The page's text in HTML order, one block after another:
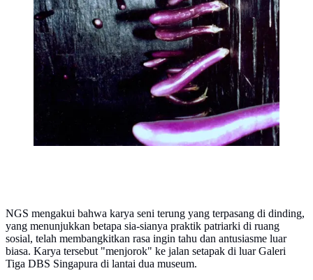
NGS mengakui bahwa karya seni terung yang terpasang di dinding,
yang menunjukkan betapa sia-sianya praktik patriarki di ruang
sosial, telah membangkitkan rasa ingin tahu dan antusiasme luar
biasa. Karya tersebut "menjorok" ke jalan setapak di luar Galeri
Tiga DBS Singapura di lantai dua museum.